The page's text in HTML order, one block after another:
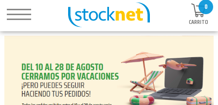
0
CARRITO